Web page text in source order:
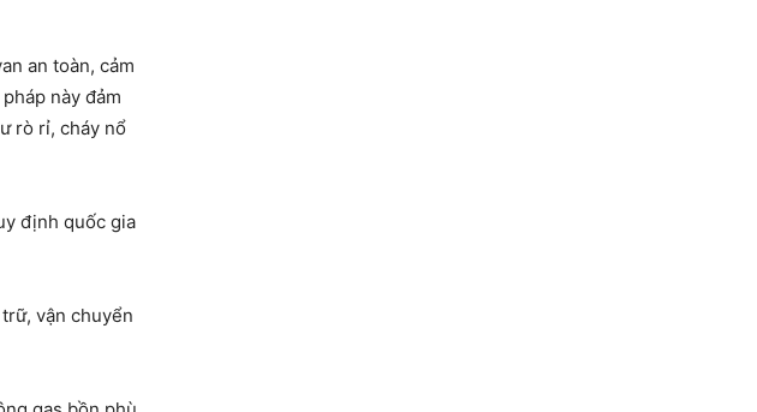
an toàn, cảm
này đảm
rò rỉ, cháy nổ
định quốc gia
vận chuyển